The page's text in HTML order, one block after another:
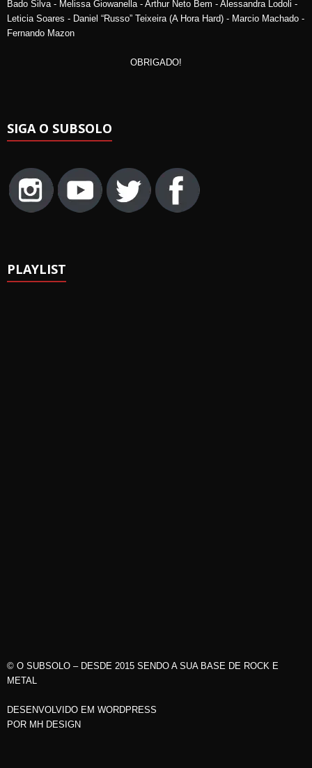
Bado Silva - Melissa Giowanella - Arthur Neto Bem - Alessandra Lodoli -
Leticia Soares - Daniel “Russo” Teixeira (A Hora Hard) - Marcio Machado -
Fernando Mazon
OBRIGADO!
SIGA O SUBSOLO
PLAYLIST
© O SUBSOLO – DESDE 2015 SENDO A SUA BASE DE ROCK E
METAL
DESENVOLVIDO EM WORDPRESS
POR MH DESIGN